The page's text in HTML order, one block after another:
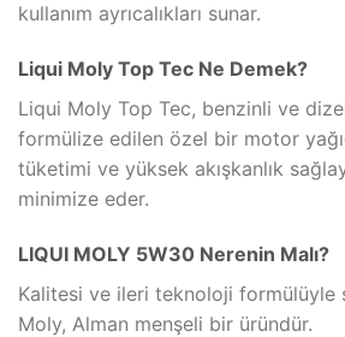
kullanım ayrıcalıkları sunar.
Liqui Moly Top Tec Ne Demek?
Liqui Moly Top Tec, benzinli ve
formülize edilen özel bir motor
tüketimi ve yüksek akışkanlık
minimize eder.
LIQUI MOLY 5W30 Nerenin Malı?
Kalitesi ve ileri teknoloji formülüyle
Moly, Alman menşeli bir üründür.